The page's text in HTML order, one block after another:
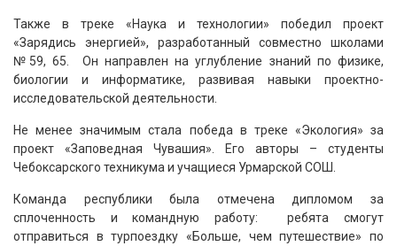
Также в треке «Наука и технологии» победил проект
«Зарядись энергией», разработанный совместно школами
№59, 65. Он направлен на углубление знаний по физике,
биологии и информатике, развивая навыки проектно-
исследовательской деятельности.
Не менее значимым стала победа в треке «Экология» за
проект «Заповедная Чувашия». Его авторы – студенты
Чебоксарского техникума и учащиеся Урмарской СОШ.
Команда республики была отмечена дипломом за
сплоченность и командную работу: ребята смогут
отправиться в турпоездку «Больше, чем путешествие» по